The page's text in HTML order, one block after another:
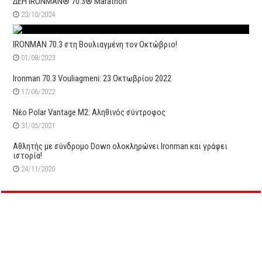
23/10/2024
IRONMAN 70.3 στη Βουλιαγμένη τον Οκτώβριο!
01/08/2023
Ιronman 70.3 Vouliagmeni: 23 Οκτωβρίου 2022
17/06/2022
Νέο Polar Vantage M2: Αληθινός σύντροφος
31/05/2021
Αθλητής με σύνδρομο Down ολοκληρώνει Ironman και γράφει
ιστορία!
24/11/2020